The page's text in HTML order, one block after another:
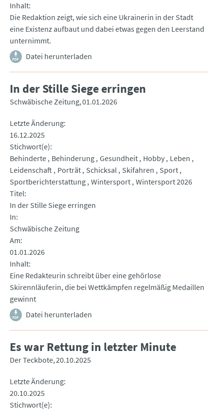
Inhalt
Die Redaktion zeigt, wie sich eine Ukrainerin in der Stadt
eine Existenz aufbaut und dabei etwas gegen den Leerstand
unternimmt.
Datei herunterladen
In der Stille Siege erringen
Schwäbische Zeitung 01.01.2026
Letzte Änderung
16.12.2025
Stichwort(e)
Behinderte Behinderung Gesundheit Hobby Leben
Leidenschaft Porträt Schicksal Skifahren
Sport
Sportberichterstattung Wintersport Wintersport 2026
Titel
In der Stille Siege erringen
In
Schwäbische Zeitung
Am
01.01.2026
Inhalt
Eine Redakteurin schreibt über eine gehörlose
Skirennläuferin, die bei Wettkämpfen regelmäßig Medaillen
gewinnt
Datei herunterladen
Es war Rettung in letzter Minute
Der Teckbote 20.10.2025
Letzte Änderung
20.10.2025
Stichwort(e)